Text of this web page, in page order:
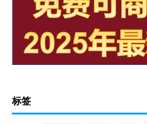
标签